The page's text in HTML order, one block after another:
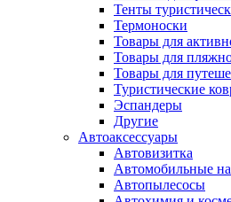
Тенты
Термоноски
Товары для
Товары для
Товары для
Туристические
Эспандеры
Другие
Автоаксессуары
Автовизитка
Автомобильные
Автопылесосы